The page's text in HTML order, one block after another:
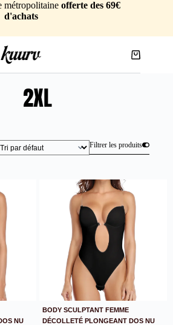
métropolitaine offerte des 69€
d'achats
2XL
Filtrer les produits
NU
BODY SCULPTANT FEMME
DÉCOLLETÉ PLONGEANT DOS NU